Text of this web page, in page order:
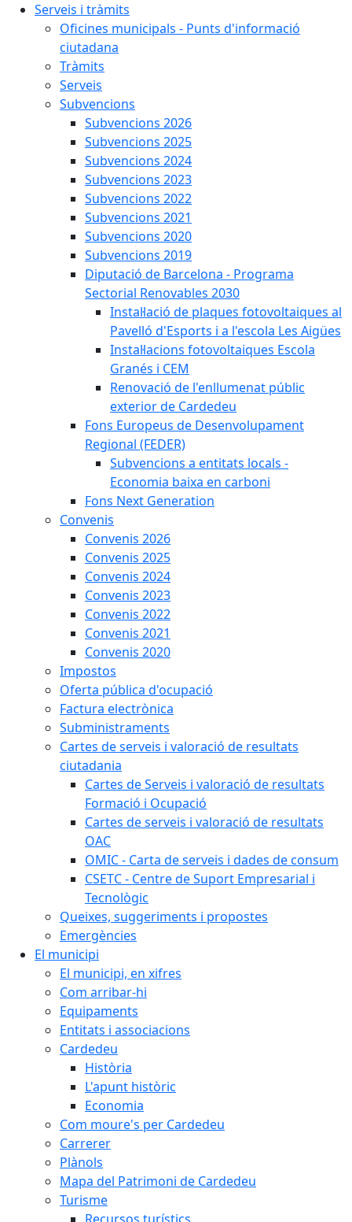
Serveis i tràmits
Oficines municipals - Punts d'informació
ciutadana
Tràmits
Serveis
Subvencions
Subvencions 2026
Subvencions 2025
Subvencions 2024
Subvencions 2023
Subvencions 2022
Subvencions 2021
Subvencions 2020
Subvencions 2019
Diputació de Barcelona - Programa
Sectorial Renovables 2030
Instal·lació de plaques fotovoltaiques al
Pavelló d'Esports i a l'escola Les Aigües
Instal·lacions fotovoltaiques Escola
Granés i CEM
Renovació de l'enllumenat públic
exterior de Cardedeu
Fons Europeus de Desenvolupament
Regional (FEDER)
Subvencions a entitats locals -
Economia baixa en carboni
Fons Next Generation
Convenis
Convenis 2026
Convenis 2025
Convenis 2024
Convenis 2023
Convenis 2022
Convenis 2021
Convenis 2020
Impostos
Oferta pública d'ocupació
Factura electrònica
Subministraments
Cartes de serveis i valoració de resultats
ciutadania
Cartes de Serveis i valoració de resultats
Formació i Ocupació
Cartes de serveis i valoració de resultats
OAC
OMIC - Carta de serveis i dades de consum
CSETC - Centre de Suport Empresarial i
Tecnològic
Queixes, suggeriments i propostes
Emergències
El municipi
El municipi, en xifres
Com arribar-hi
Equipaments
Entitats i associacions
Cardedeu
Història
L'apunt històric
Economia
Com moure's per Cardedeu
Carrerer
Plànols
Mapa del Patrimoni de Cardedeu
Turisme